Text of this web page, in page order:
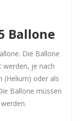
Ballone
Die Ballone
je nach
(Helium) oder als
Ballone müssen